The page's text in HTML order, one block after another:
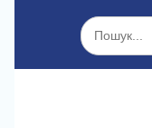
Шукати: